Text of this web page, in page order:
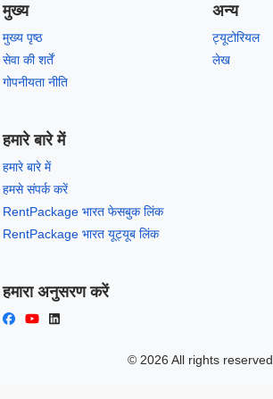
मुख्य
मुख्य पृष्ठ
सेवा की शर्तें
गोपनीयता नीति
अन्य
ट्यूटोरियल
लेख
हमारे बारे में
हमारे बारे में
हमसे संपर्क करें
RentPackage भारत फेसबुक लिंक
RentPackage भारत यूट्यूब लिंक
हमारा अनुसरण करें
© 2026 All rights reserved